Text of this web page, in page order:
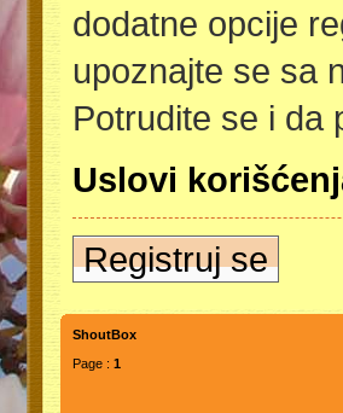
dodatne opcije
upoznajte se sa
Potrudite se i da
Uslovi
Registruj se
ShoutBox
Page : 1